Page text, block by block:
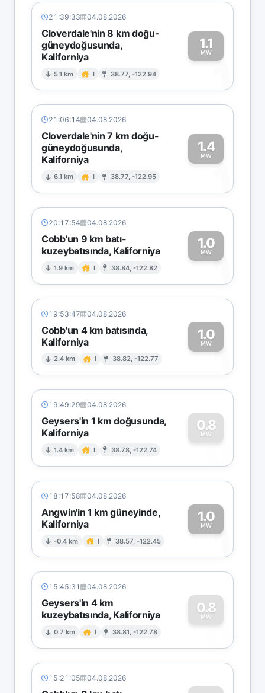
21:39:33 04.08.2026
Cloverdale'nin 8 km doğu-
güneydoğusunda,
Kaliforniya
5.1 km I 38.77, -122.94
1.1
MW
1
21:06:14 04.08.2026
Cloverdale'nin 7 km doğu-
güneydoğusunda,
Kaliforniya
6.1 km I 38.77, -122.95
1.4
MW
1
20:17:54 04.08.2026
Cobb'un 9 km batı-
kuzeybatısında, Kaliforniya
1.9 km I 38.84, -122.82
1.0
MW1
19:53:47 04.08.2026
Cobb'un 4 km batısında,
Kaliforniya
2.4 km I 38.82, -122.77
1.0
MW1
19:49:29 04.08.2026
Geysers'in 1 km doğusunda,
Kaliforniya
1.4 km I 38.78, -122.74
0.8
MW
0
18:17:58 04.08.2026
Angwin'in 1 km güneyinde,
Kaliforniya
-0.4 km I 38.57, -122.45
1.0
MW1
15:45:31 04.08.2026
Geysers'in 4 km
kuzeybatısında, Kaliforniya
0.7 km I 38.81, -122.78
0.8
MW
0
15:21:05 04.08.2026